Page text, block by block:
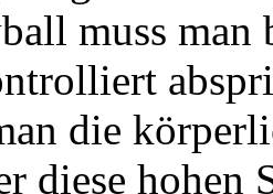
muss
die
diese hohen